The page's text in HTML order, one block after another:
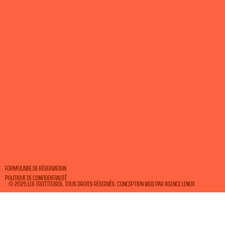
© 2025 les trotteuses. Tous droits réservés. Conception web parAGENCE LENOX
Formulaire de réservation
Politique de confidentialité